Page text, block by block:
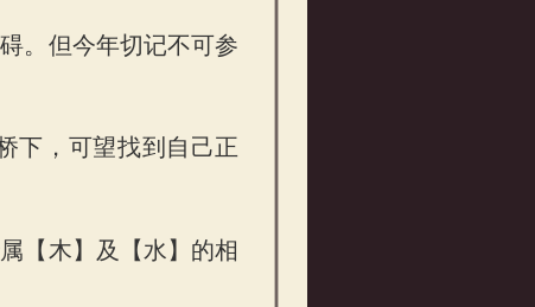
。但今年切记不可参
下，可望找到自己正
【木】及【水】的相